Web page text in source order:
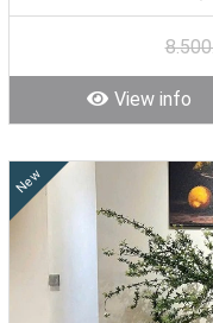
Giá ghế KM: 850.000đ/
View info
New